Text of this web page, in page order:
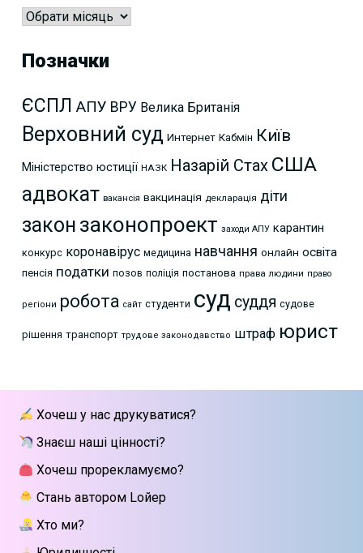
Архіви
Позначки
ЄСПЛ АПУ ВРУ Велика Британія
Верховний суд Интернет Кабмін Київ
Міністерство юстиції НАЗК Назарій Стах США
адвокат вакансія вакцинація декларація діти
закон законопроект заходи АПУ карантин
конкурс коронавірус медицина навчання онлайн освіта
пенсія податки позов поліція постанова права людини право
регіони робота сайт студенти суд суддя судове
рішення транспорт трудове законодавство штраф юрист
Хочеш у нас друкуватися?
Знаєш наші цінності?
Хочеш прорекламуємо?
Стань автором Lойер
Хто ми?